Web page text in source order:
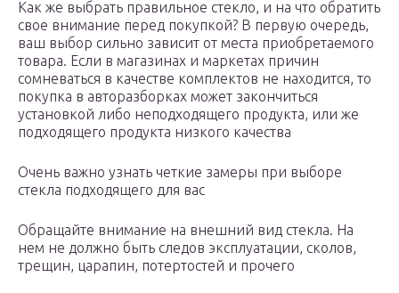
Как же выбрать правильное стекло, и на что обратить
свое внимание перед покупкой? В первую очередь,
ваш выбор сильно зависит от места приобретаемого
товара. Если в магазинах и маркетах причин
сомневаться в качестве комплектов не находится, то
покупка в авторазборках может закончиться
установкой либо неподходящего продукта, или же
подходящего продукта низкого качества
Очень важно узнать четкие замеры при выборе
стекла подходящего для вас
Обращайте внимание на внешний вид стекла. На
нем не должно быть следов эксплуатации, сколов,
трещин, царапин, потертостей и прочего